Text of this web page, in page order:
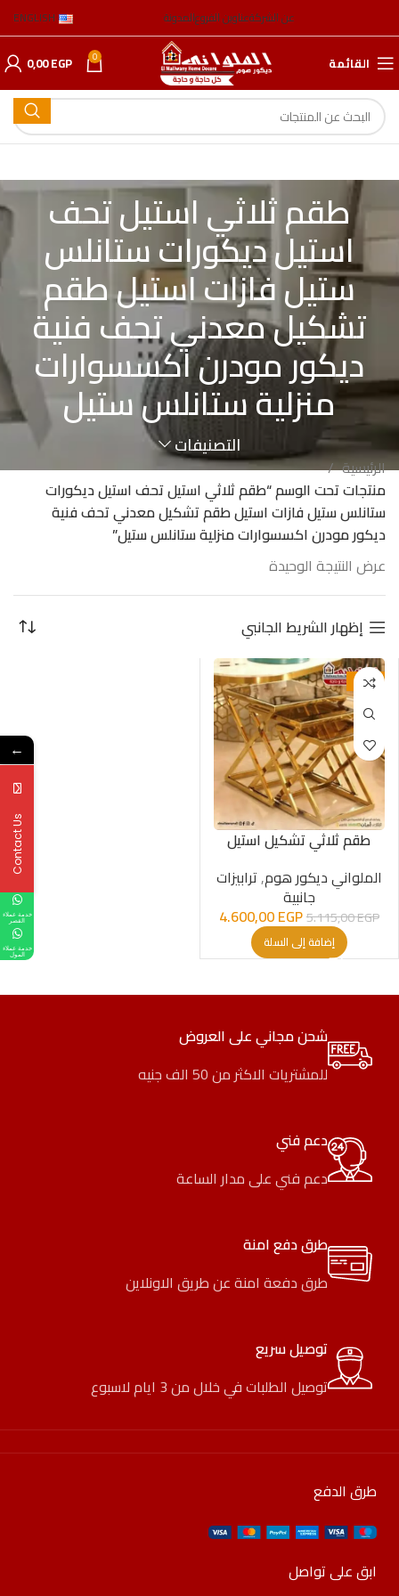
عن الشركةعناوين الفروعالمدونة ENGLISH
القائمة 0
0,00EGP
طقم ثلاثي استيل تحف
استيل ديكورات ستانلس
ستيل فازات استيل طقم
تشكيل معدني تحف فنية
ديكور مودرن اكسسوارات
منزلية ستانلس ستيل
التصنيفات
الرئيسية
منتجات تحت الوسم “طقم ثلاثي استيل تحف استيل ديكورات
ستانلس ستيل فازات استيل طقم تشكيل معدني تحف فنية
ديكور مودرن اكسسوارات منزلية ستانلس ستيل”
عرض النتيجة الوحيدة
إظهار الشريط الجانبي
-10%
طقم ثلاثي تشكيل استيل
الملواني ديكور هوم,ترابيزات
جانبية
5.115,00EGP
4.600,00EGP
إضافة إلى السلة
شحن مجاني على العروض
للمشتريات الاكثر من 50 الف جنيه
دعم فني
دعم فني على مدار الساعة
طرق دفع امنة
طرق دفعة امنة عن طريق الاونلاين
توصيل سريع
توصيل الطلبات في خلال من 3 ايام لاسبوع
طرق الدفع
ابق على تواصل
←
Contact Us
خدمة عملاء
القصر
خدمة عملاء
المول